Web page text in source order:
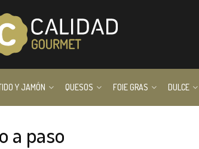
Y JAMÓN QUESOS FOIE GRAS DULCE
a paso